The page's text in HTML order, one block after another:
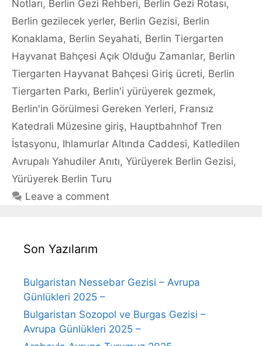
Notları, Berlin Gezi Rehberi, Berlin Gezi Rotası,
Berlin gezilecek yerler, Berlin Gezisi, Berlin
Konaklama, Berlin Seyahati, Berlin Tiergarten
Hayvanat Bahçesi Açık Olduğu Zamanlar, Berlin
Tiergarten Hayvanat Bahçesi Giriş ücreti, Berlin
Tiergarten Parkı, Berlin'i yürüyerek gezmek,
Berlin'in Görülmesi Gereken Yerleri, Fransız
Katedrali Müzesine giriş, Hauptbahnhof Tren
İstasyonu, Ihlamurlar Altında Caddesi, Katledilen
Avrupalı Yahudiler Anıtı, Yürüyerek Berlin Gezisi,
Yürüyerek Berlin Turu
Leave a comment
Son Yazılarım
Bulgaristan Nessebar Gezisi – Avrupa
Günlükleri 2025 –
Bulgaristan Sozopol ve Burgas Gezisi –
Avrupa Günlükleri 2025 –